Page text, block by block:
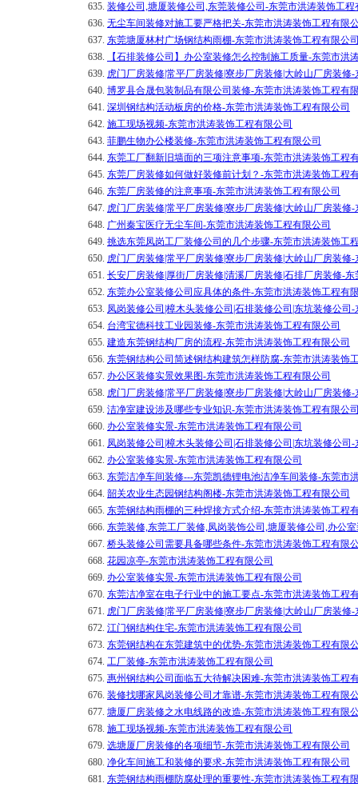
635. 装修公司,塘厦装修公司,东莞装修公司-东莞市洪涛装饰工程
636. 无尘车间装修对施工要严格把关-东莞市洪涛装饰工程有限
637. 东莞塘厦林村广场钢结构雨棚-东莞市洪涛装饰工程有限公
638.
【石排装修公司】办公室装修怎么控制施工质量-东莞市洪
639. 虎门厂房装修|常平厂房装修|寮步厂房装修|大岭山厂房装修
640. 博罗县合晟包装制品有限公司装修-东莞市洪涛装饰工程有
641. 深圳钢结构活动板房的价格-东莞市洪涛装饰工程有限公司
642. 施工现场视频-东莞市洪涛装饰工程有限公司
643. 菲鹏生物办公楼装修-东莞市洪涛装饰工程有限公司
644. 东莞工厂翻新旧墙面的三项注意事项-东莞市洪涛装饰工程
645. 东莞厂房装修如何做好装修前计划？-东莞市洪涛装饰工程
646. 东莞厂房装修的注意事项-东莞市洪涛装饰工程有限公司
647. 虎门厂房装修|常平厂房装修|寮步厂房装修|大岭山厂房装修
648. 广州秦宝医疗无尘车间-东莞市洪涛装饰工程有限公司
649. 挑选东莞凤岗工厂装修公司的几个步骤-东莞市洪涛装饰工
650. 虎门厂房装修|常平厂房装修|寮步厂房装修|大岭山厂房装修
651. 长安厂房装修|厚街厂房装修|清溪厂房装修|石排厂房装修-
652. 东莞办公室装修公司应具体的条件-东莞市洪涛装饰工程有
653. 凤岗装修公司|樟木头装修公司|石排装修公司|东坑装修公司
654. 台湾宝德科技工业园装修-东莞市洪涛装饰工程有限公司
655. 建造东莞钢结构厂房的流程-东莞市洪涛装饰工程有限公司
656. 东莞钢结构公司简述钢结构建筑怎样防腐-东莞市洪涛装饰
657. 办公区装修实景效果图-东莞市洪涛装饰工程有限公司
658. 虎门厂房装修|常平厂房装修|寮步厂房装修|大岭山厂房装修
659. 洁净室建设涉及哪些专业知识-东莞市洪涛装饰工程有限公
660. 办公室装修实景-东莞市洪涛装饰工程有限公司
661. 凤岗装修公司|樟木头装修公司|石排装修公司|东坑装修公司
662. 办公室装修实景-东莞市洪涛装饰工程有限公司
663. 东莞洁净车间装修---东莞凯德锂电池洁净车间装修-东莞市
664. 韶关农业生态园钢结构阁楼-东莞市洪涛装饰工程有限公司
665. 东莞钢结构雨棚的三种焊接方式介绍-东莞市洪涛装饰工程
666. 东莞装修,东莞工厂装修,凤岗装饰公司,塘厦装修公司,办公
667. 桥头装修公司需要具备哪些条件-东莞市洪涛装饰工程有限
668. 花园凉亭-东莞市洪涛装饰工程有限公司
669. 办公室装修实景-东莞市洪涛装饰工程有限公司
670. 东莞洁净室在电子行业中的施工要点-东莞市洪涛装饰工程
671. 虎门厂房装修|常平厂房装修|寮步厂房装修|大岭山厂房装修
672. 江门钢结构住宅-东莞市洪涛装饰工程有限公司
673. 东莞钢结构在东莞建筑中的优势-东莞市洪涛装饰工程有限
674. 工厂装修-东莞市洪涛装饰工程有限公司
675. 惠州钢结构公司面临五大待解决困难-东莞市洪涛装饰工程
676. 装修找哪家凤岗装修公司才靠谱-东莞市洪涛装饰工程有限
677. 塘厦厂房装修之水电线路的改造-东莞市洪涛装饰工程有限
678. 施工现场视频-东莞市洪涛装饰工程有限公司
679. 选塘厦厂房装修的各项细节-东莞市洪涛装饰工程有限公司
680. 净化车间施工和装修的要求-东莞市洪涛装饰工程有限公司
681. 东莞钢结构雨棚防腐处理的重要性-东莞市洪涛装饰工程有